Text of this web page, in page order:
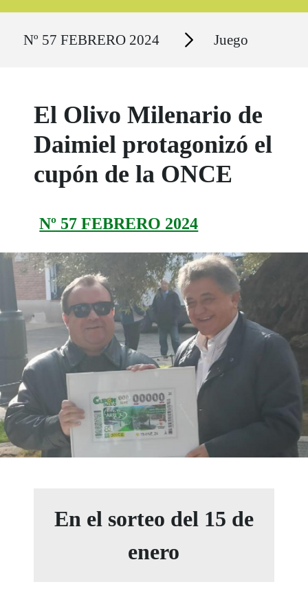
Nº 57 FEBRERO 2024 Secciones Juego
El Olivo Milenario de
Daimiel protagonizó el
cupón de la ONCE
Nº 57 FEBRERO 2024
En el sorteo del 15 de
enero